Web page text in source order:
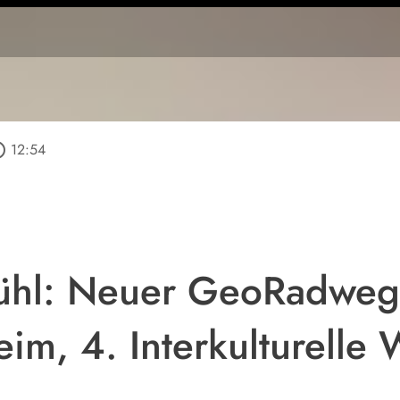
12:54
Neuer
4. Interkulturelle